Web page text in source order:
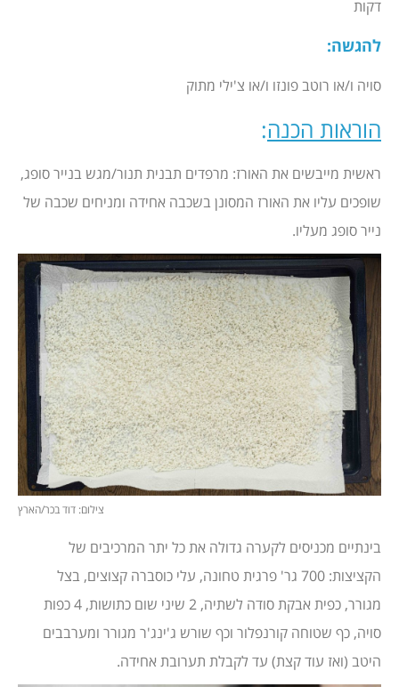
דקות
להגשה:
סויה ו/או רוטב פונזו ו/או צ'ילי מתוק
הוראות הכנה:
ראשית מייבשים את האורז: מרפדים תבנית תנור/מגש בנייר סופג,
שופכים עליו את האורז המסונן בשכבה אחידה ומניחים שכבה של
נייר סופג מעליו.
צילום: דוד בכר/הארץ
בינתיים מכניסים לקערה גדולה את כל יתר המרכיבים של
הקציצות: 700 גר' פרגית טחונה, עלי כוסברה קצוצים, בצל
מגורר, כפית אבקת סודה לשתיה, 2 שיני שום כתושות, 4 כפות
סויה, כף שטוחה קורנפלור וכף שורש ג'ינג'ר מגורר ומערבבים
היטב (ואז עוד קצת) עד לקבלת תערובת אחידה.